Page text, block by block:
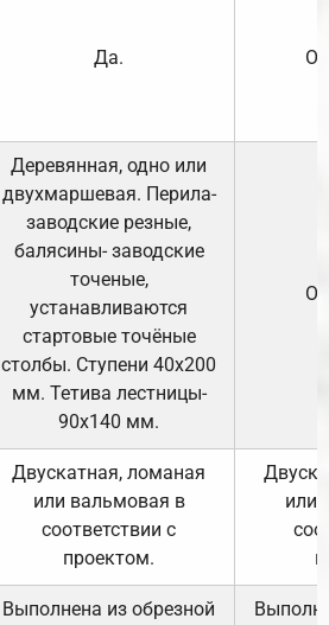
Да.
Деревянная, одно или
двухмаршевая. Перила-
заводские резные,
балясины- заводские
точеные,
устанавливаются
стартовые точёные
столбы. Ступени 40х200
мм. Тетива лестницы-
90х140 мм.
Двускатная, ломаная
или вальмовая в
соответствии с
проектом.
или
Выполнена из обрезной